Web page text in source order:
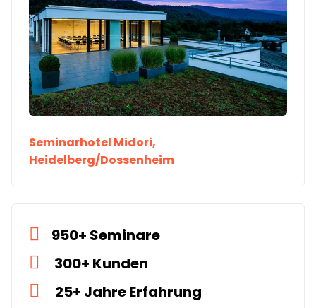
Seminarhotel Midori,
Heidelberg/Dossenheim
950+ Seminare
300+ Kunden
25+ Jahre Erfahrung